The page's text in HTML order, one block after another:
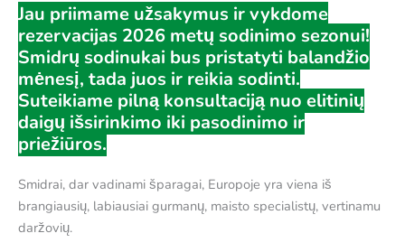
Jau priimame užsakymus ir vykdome
rezervacijas 2026 metų sodinimo sezonui!
Smidrų sodinukai bus pristatyti balandžio
mėnesį, tada juos ir reikia sodinti.
Suteikiame pilną konsultaciją nuo elitinių
daigų išsirinkimo iki pasodinimo ir
priežiūros.
Smidrai, dar vadinami šparagai, Europoje yra viena iš
brangiausių, labiausiai gurmanų, maisto specialistų, vertinamu
daržovių.